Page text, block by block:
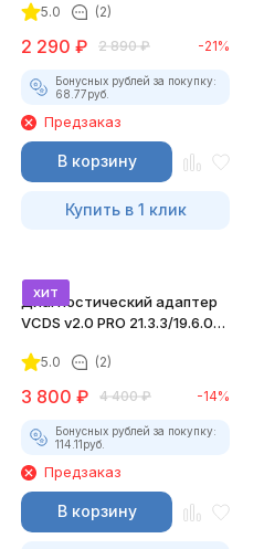
5.0 (2)
2 290 ₽ 2 890 ₽ -21%
Бонусных рублей за покупку:
68.77руб.
Предзаказ
В корзину
Купить в 1 клик
хит
Диагностический адаптер
VCDS v2.0 PRO 21.3.3/19.6.0
5.0 (2)
3 800 ₽ 4 400 ₽ -14%
Бонусных рублей за покупку:
114.11руб.
Предзаказ
В корзину